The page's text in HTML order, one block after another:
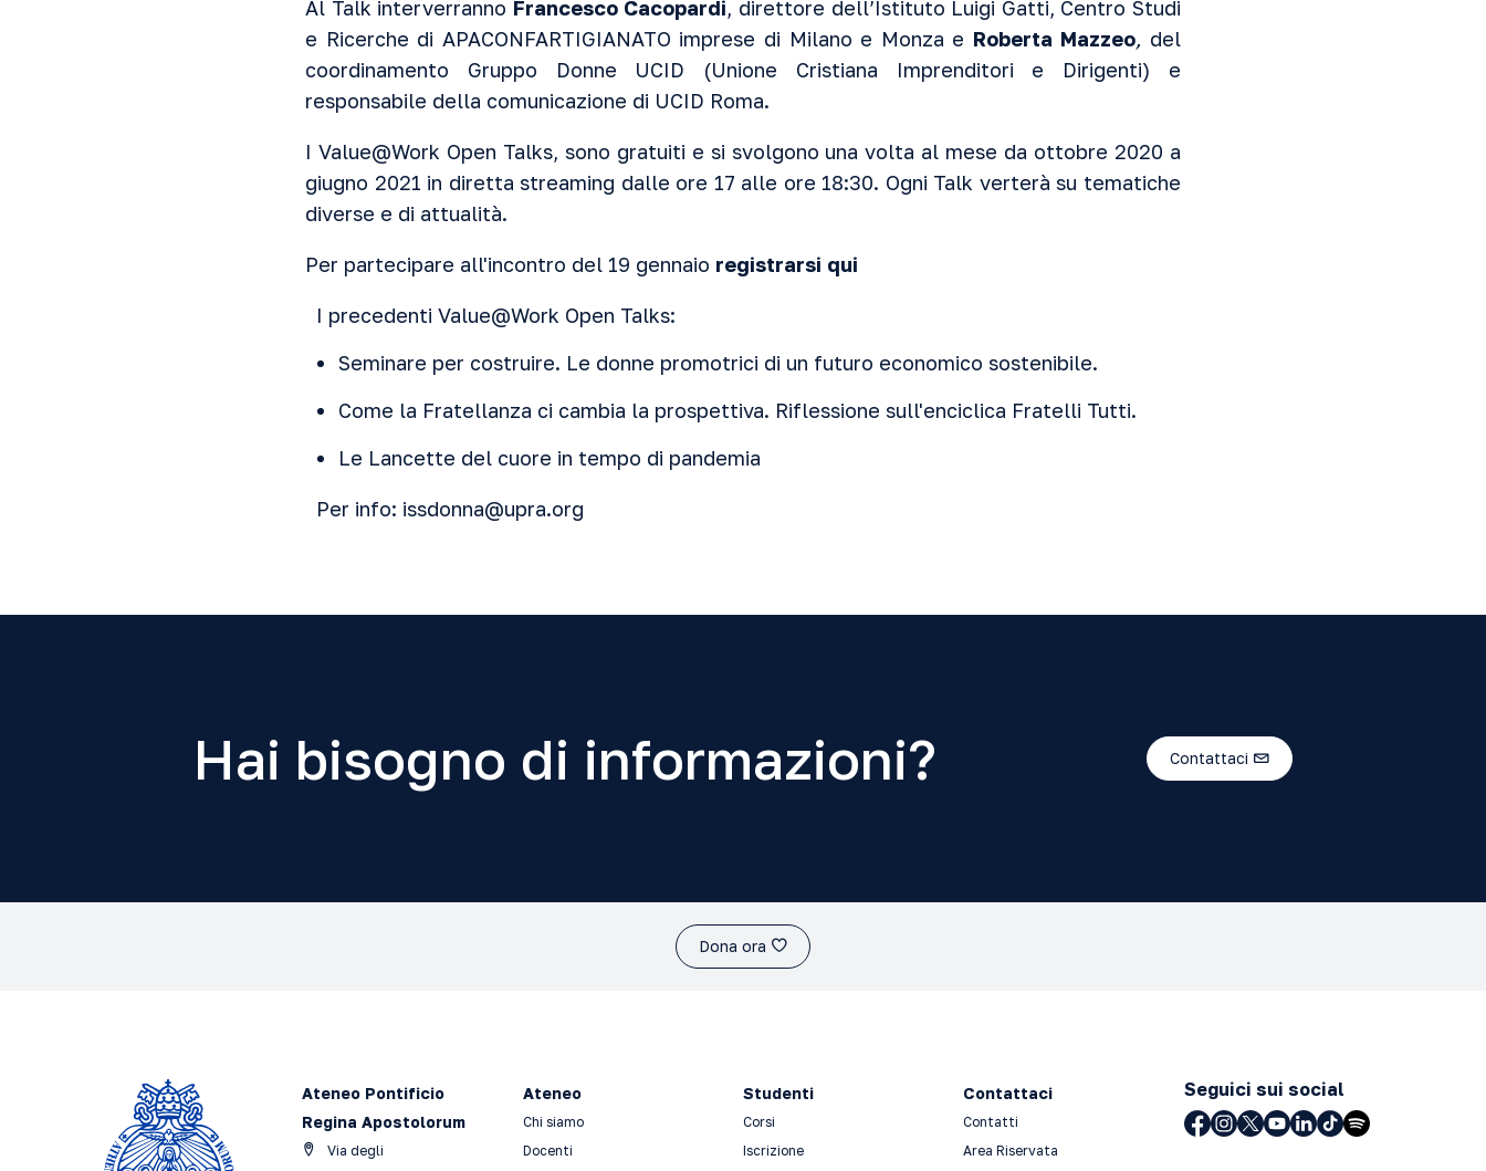
Al Talk interverranno Francesco Cacopardi, direttore dell’Istituto Luigi Gatti, Centro Studi
e Ricerche di APACONFARTIGIANATO imprese di Milano e Monza e Roberta Mazzeo, del
coordinamento Gruppo Donne UCID (Unione Cristiana Imprenditori e Dirigenti) e
responsabile della comunicazione di UCID Roma.
I Value@Work Open Talks, sono gratuiti e si svolgono una volta al mese da ottobre 2020 a
giugno 2021 in diretta streaming dalle ore 17 alle ore 18:30. Ogni Talk verterà su tematiche
diverse e di attualità.
Per partecipare all'incontro del 19 gennaio registrarsi qui
I precedenti Value@Work Open Talks:
Seminare per costruire. Le donne promotrici di un futuro economico sostenibile.
Come la Fratellanza ci cambia la prospettiva. Riflessione sull'enciclica Fratelli Tutti.
Le Lancette del cuore in tempo di pandemia
Per info: issdonna@upra.org
Hai bisogno di informazioni? Contattaci
Dona ora
Ateneo Pontificio
Regina Apostolorum
Via degli
Ateneo
Chi siamo
Docenti
Studenti
Corsi
Iscrizione
Contattaci
Contatti
Area Riservata
Seguici sui social